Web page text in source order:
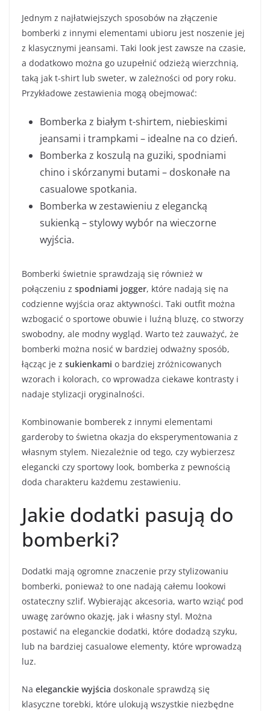
Jednym z najłatwiejszych sposobów na złączenie
bomberki z innymi elementami ubioru jest noszenie jej
z klasycznymi jeansami. Taki look jest zawsze na czasie,
a dodatkowo można go uzupełnić odzieżą wierzchnią,
taką jak t-shirt lub sweter, w zależności od pory roku.
Przykładowe zestawienia mogą obejmować:
Bomberka z białym t-shirtem, niebieskimi
jeansami i trampkami – idealne na co dzień.
Bomberka z koszulą na guziki, spodniami
chino i skórzanymi butami – doskonałe na
casualowe spotkania.
Bomberka w zestawieniu z elegancką
sukienką – stylowy wybór na wieczorne
wyjścia.
Bomberki świetnie sprawdzają się również w
połączeniu z spodniami jogger, które nadają się na
codzienne wyjścia oraz aktywności. Taki outfit można
wzbogacić o sportowe obuwie i luźną bluzę, co stworzy
swobodny, ale modny wygląd. Warto też zauważyć, że
bomberki można nosić w bardziej odważny sposób,
łącząc je z sukienkami o bardziej zróżnicowanych
wzorach i kolorach, co wprowadza ciekawe kontrasty i
nadaje stylizacji oryginalności.
Kombinowanie bomberek z innymi elementami
garderoby to świetna okazja do eksperymentowania z
własnym stylem. Niezależnie od tego, czy wybierzesz
elegancki czy sportowy look, bomberka z pewnością
doda charakteru każdemu zestawieniu.
Jakie dodatki pasują do
bomberki?
Dodatki mają ogromne znaczenie przy stylizowaniu
bomberki, ponieważ to one nadają całemu lookowi
ostateczny szlif. Wybierając akcesoria, warto wziąć pod
uwagę zarówno okazję, jak i własny styl. Można
postawić na eleganckie dodatki, które dodadzą szyku,
lub na bardziej casualowe elementy, które wprowadzą
luz.
Na eleganckie wyjścia doskonale sprawdzą się
klasyczne torebki, które ulokują wszystkie niezbędne